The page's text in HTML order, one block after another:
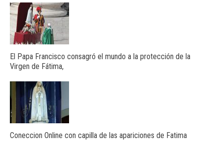
El Papa Francisco consagró el mundo a la protección de la
Virgen de Fátima,
Coneccion Online con capilla de las apariciones de Fatima